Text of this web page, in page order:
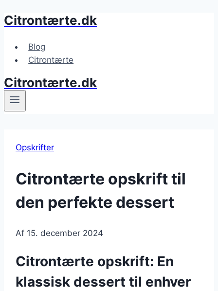
Fortsæt
indhold
Citrontærte.dk
Blog
Citrontærte
Citrontærte.dk
Opskrifter
Citrontærte opskrift til
den perfekte dessert
Af 15. december 2024
Citrontærte opskrift: En
klassisk dessert til enhver